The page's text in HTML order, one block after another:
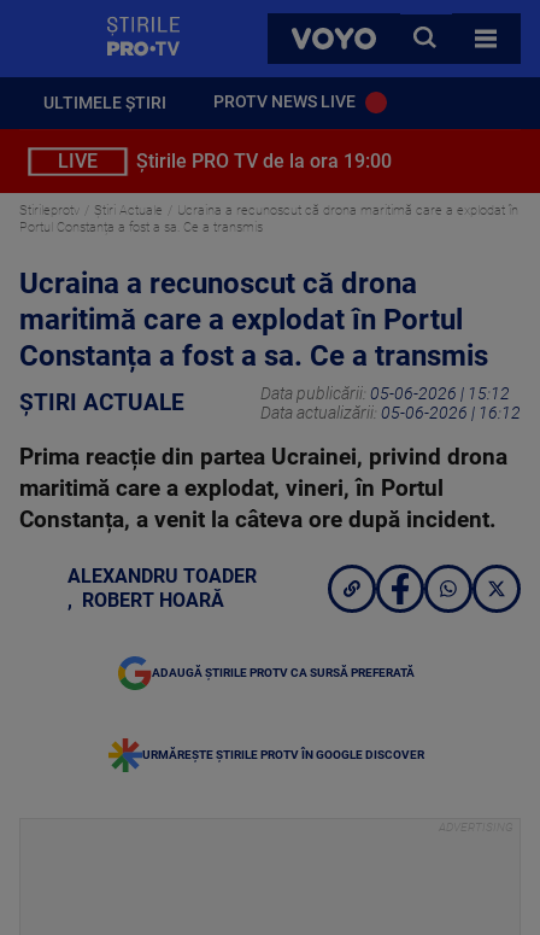
VOYO
CAUTA
TOATE
ULTIMELE ȘTIRI PROTV NEWS LIVE
LIVE Știrile PRO TV de la ora 19:00
Stirileprotv Știri Actuale
Ucraina a recunoscut că drona maritimă care a explodat în
Portul Constanța a fost a sa. Ce a transmis
Ucraina a recunoscut că drona
maritimă care a explodat în Portul
Constanța a fost a sa. Ce a transmis
ȘTIRI ACTUALE Data publicării: 05-06-2026 | 15:12
Data actualizării: 05-06-2026 | 16:12
Prima reacție din partea Ucrainei, privind drona
maritimă care a explodat, vineri, în Portul
Constanța, a venit la câteva ore după incident.
ALEXANDRU TOADER
, ROBERT HOARĂ
ADAUGĂ ȘTIRILE PROTV CA SURSĂ PREFERATĂ
URMĂREȘTE ȘTIRILE PROTV ÎN GOOGLE DISCOVER